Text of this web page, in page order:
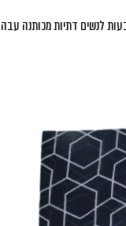
לנשים דתיות מכותנה עבה